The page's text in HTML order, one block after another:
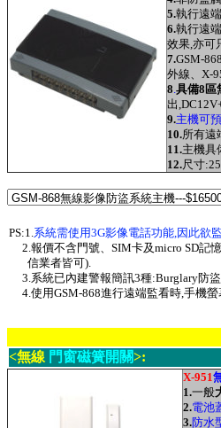
5.執行遠
6.執行遠
效果,亦可
7.GSM-
外線、X-
8.具備8區
出
9.主機可
10.所有遠
11.主機具
12.尺寸
PS:1.系統需使用3G影像電話功能,因此欲
2.報價不含門號、SIM卡及micro SD記
信業者皆可).
3.系統已內建警報簡訊3種:Burglary防
4.使用GSM-868進行遠端監看時,手機螢
<無線 門窗磁簧開關>:
X-951
1.一般
2.電池
3.防水